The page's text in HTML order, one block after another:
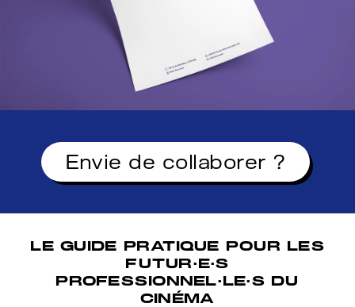
Envie de collaborer ?
LE GUIDE PRATIQUE POUR LES
FUTUR·E·S
PROFESSIONNEL·LE·S DU
CINÉMA